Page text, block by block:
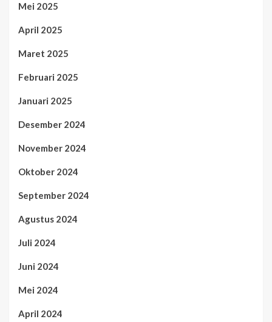
Mei 2025
April 2025
Maret 2025
Februari 2025
Januari 2025
Desember 2024
November 2024
Oktober 2024
September 2024
Agustus 2024
Juli 2024
Juni 2024
Mei 2024
April 2024